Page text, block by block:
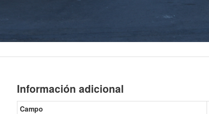
Información adicional
Campo